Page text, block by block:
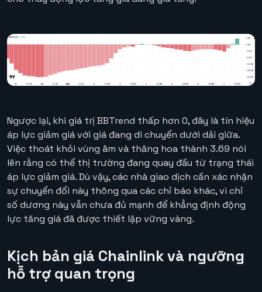
Ngược lại, khi giá trị BBTrend thấp hơn 0, đây là tín hiệu
áp lực giảm giá với giá đang di chuyển dưới dải giữa.
Việc thoát khỏi vùng âm và thăng hoa thành 3.69 nói
lên rằng có thể thị trường đang quay đầu từ trạng thái
áp lực giảm giá. Dù vậy, các nhà giao dịch cần xác nhận
sự chuyển đổi này thông qua các chỉ báo khác, vì chỉ
số dương này vẫn chưa đủ mạnh để khẳng định động
lực tăng giá đã được thiết lập vững vàng.
Kịch bản giá Chainlink và ngưỡng
hỗ trợ quan trọng